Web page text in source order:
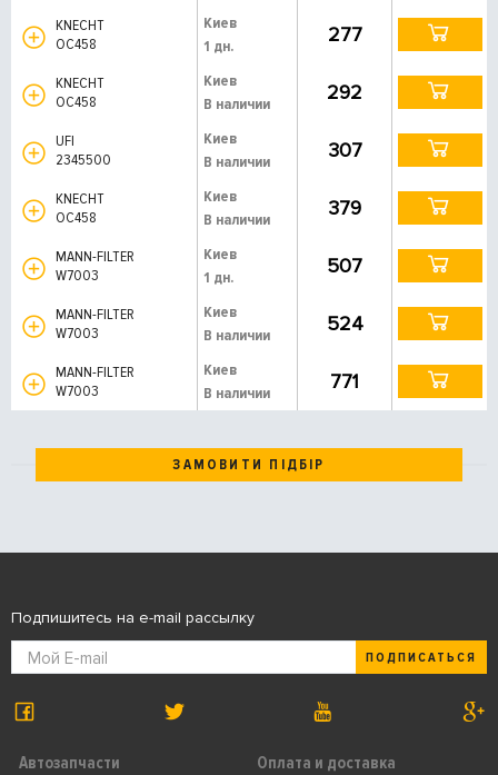
KNECHT
OC458
Киев
1 дн.
277
KNECHT
OC458
Киев
В наличии
292
UFI
2345500
Киев
В наличии
307
KNECHT
OC458
Киев
В наличии
379
MANN-FILTER
W7003
Киев
1 дн.
507
MANN-FILTER
W7003
Киев
В наличии
524
MANN-FILTER
W7003
Киев
В наличии
771
ЗАМОВИТИ ПІДБІР
Автозапчасти Оплата и доставка
Подпишитесь на e-mail рассылку
ПОДПИСАТЬСЯ